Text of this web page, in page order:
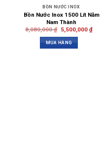
BỒN NƯỚC INOX
Bồn Nước Inox 1500 Lít Nằm
Nam Thành
8,080,000₫ 5,500,000 ₫
MUA HÀNG